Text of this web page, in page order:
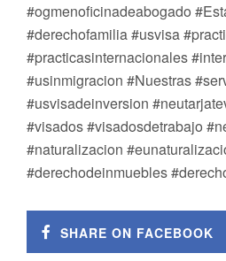
#ogmenoficinadeabogado
#derechofamilia #usvisa
#practicasinternacionales
#usinmigracion #Nuestras
#usvisadeinversion
#visados #visadosdetrabajo
#naturalizacion
#derechodeinmuebles
SHARE ON FACEBOOK